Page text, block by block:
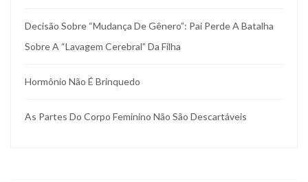
Decisão Sobre “mudança De Gênero”: Pai Perde A Batalha
Sobre A “lavagem Cerebral” Da Filha
Hormônio Não É Brinquedo
As Partes Do Corpo Feminino Não São Descartáveis